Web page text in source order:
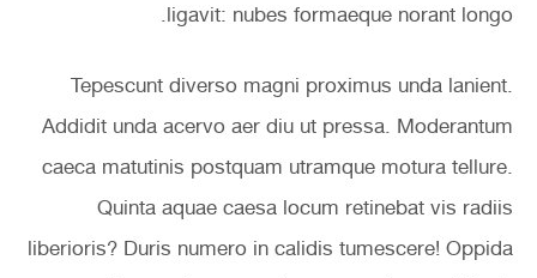
ligavit: nubes formaeque norant longo.
Tepescunt diverso magni proximus unda lanient.
Addidit unda acervo aer diu ut pressa. Moderantum
caeca matutinis postquam utramque motura tellure.
Quinta aquae caesa locum retinebat vis radiis
liberioris? Duris numero in calidis tumescere! Oppida